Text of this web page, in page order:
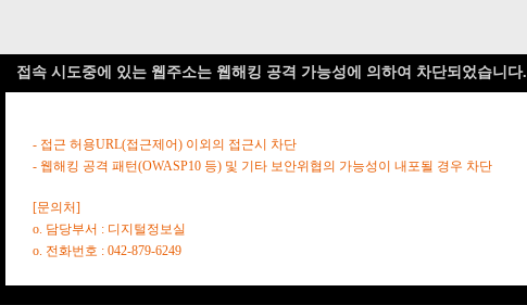
접속 시도중에 있는 웹주소는 웹해킹 공격 가능성에 의하여 차단되었습니다.
- 접근 허용URL(접근제어) 이외의 접근시 차단
- 웹해킹 공격 패턴(OWASP10 등) 및 기타 보안위협의 가능성이 내포될 경우 차단
[문의처]
o. 담당부서 : 디지털정보실
o. 전화번호 : 042-879-6249